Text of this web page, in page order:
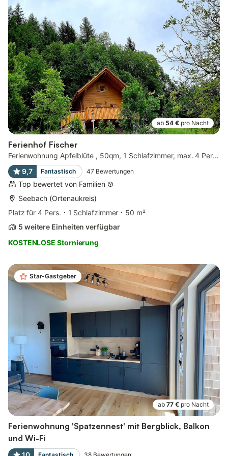
ab 54 € pro Nacht
Ferienhof Fischer
Ferienwohnung Apfelblüte , 50qm, 1 Schlafzimmer, max. 4 Personen
9,7
Fantastisch 47 Bewertungen
Top bewertet von Familien
Seebach (Ortenaukreis)
Platz für 4 Pers.
1 Schlafzimmer
50 m²
5 weitere Einheiten verfügbar
KOSTENLOSE Stornierung
Star-Gastgeber
ab 77 € pro Nacht
Ferienwohnung 'Spatzennest' mit Bergblick, Balkon
und Wi-Fi